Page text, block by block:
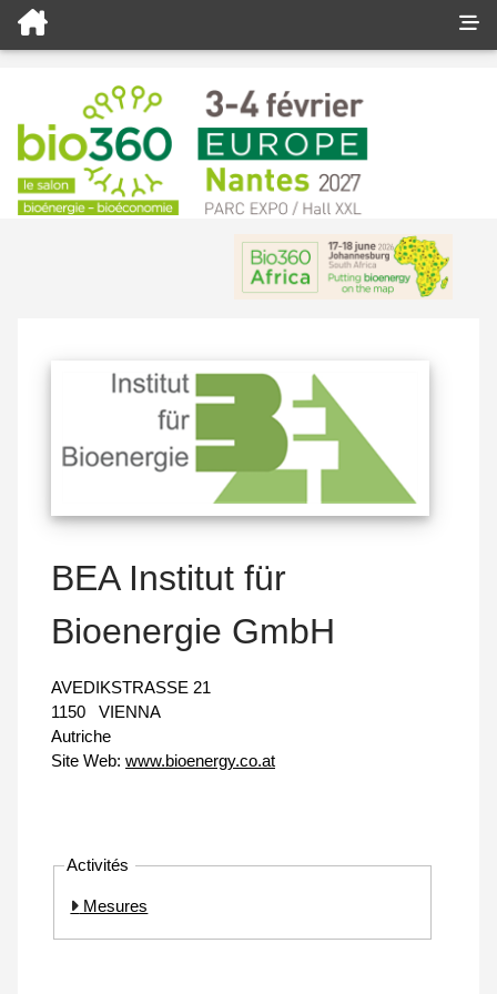
BEA Institut für
Bioenergie GmbH
AVEDIKSTRASSE 21
1150
VIENNA
Autriche
Site Web: www.bioenergy.co.at
Activités
Mesures